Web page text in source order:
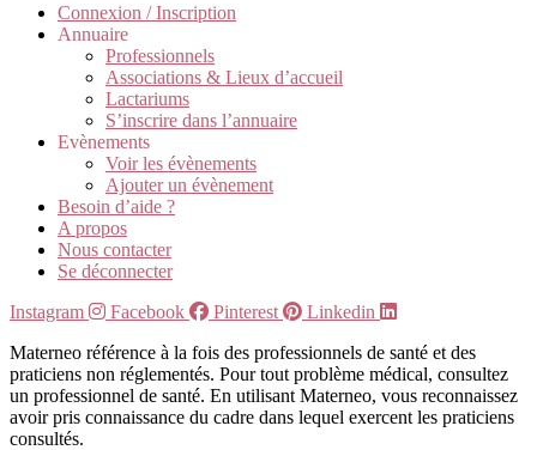
Connexion / Inscription
Annuaire
Professionnels
Associations & Lieux d’accueil
Lactariums
S’inscrire dans l’annuaire
Evènements
Voir les évènements
Ajouter un évènement
Besoin d’aide ?
A propos
Nous contacter
Se déconnecter
Instagram
Facebook Pinterest
Linkedin
Materneo référence à la fois des professionnels de santé et des
praticiens non réglementés. Pour tout problème médical, consultez
un professionnel de santé. En utilisant Materneo, vous reconnaissez
avoir pris connaissance du cadre dans lequel exercent les praticiens
consultés.